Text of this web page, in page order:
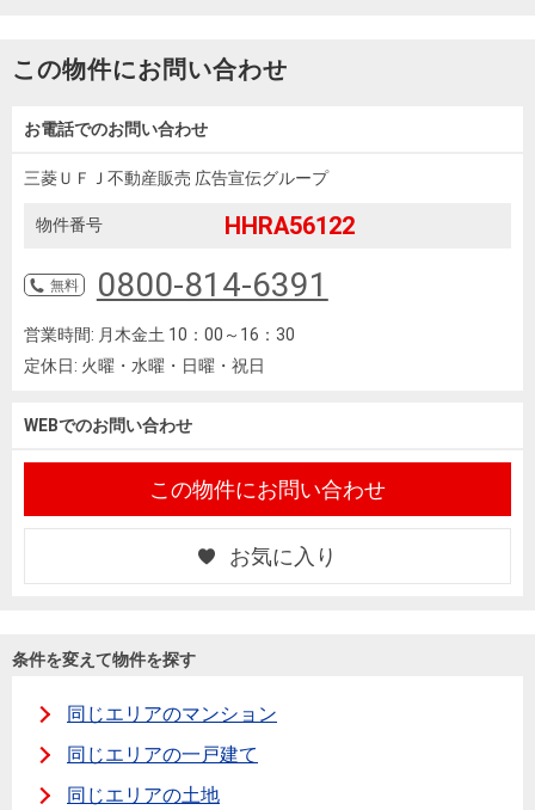
この物件にお問い合わせ
お電話でのお問い合わせ
三菱ＵＦＪ不動産販売 広告宣伝グループ
物件番号 HHRA56122
無料 0800-814-6391
営業時間: 月木金土 10：00～16：30
定休日: 火曜・水曜・日曜・祝日
WEBでのお問い合わせ
この物件にお問い合わせ
お気に入り
条件を変えて物件を探す
同じエリアのマンション
同じエリアの一戸建て
同じエリアの土地